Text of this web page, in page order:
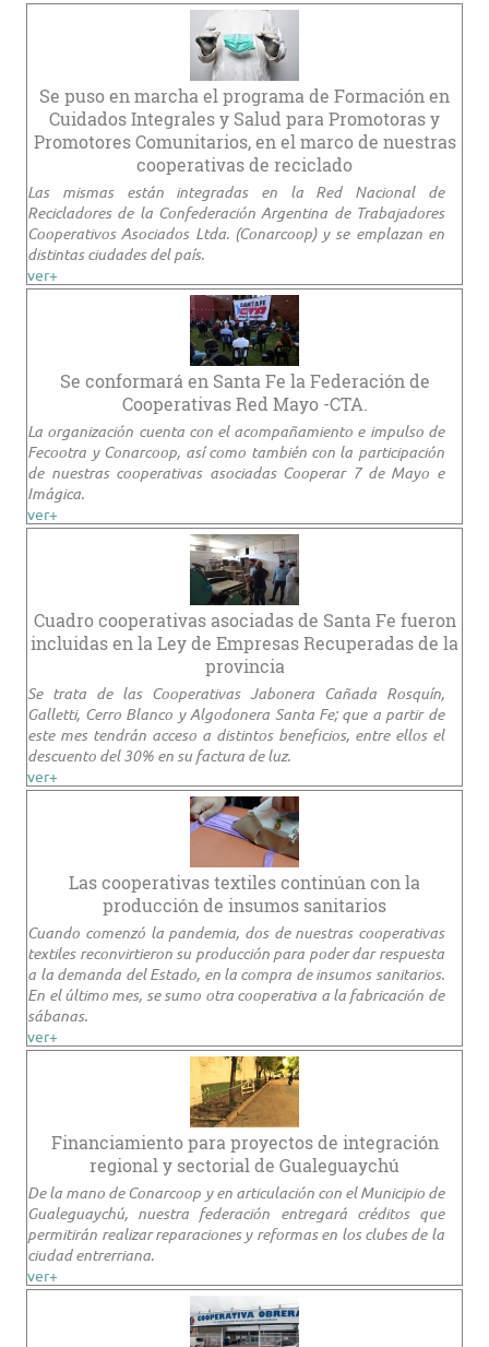
Se puso en marcha el programa de Formación en
Cuidados Integrales y Salud para Promotoras y
Promotores Comunitarios, en el marco de nuestras
cooperativas de reciclado
Las mismas están integradas en la Red Nacional de
Recicladores de la Confederación Argentina de Trabajadores
Cooperativos Asociados Ltda. (Conarcoop) y se emplazan en
distintas ciudades del país.
ver+
Se conformará en Santa Fe la Federación de
Cooperativas Red Mayo -CTA.
La organización cuenta con el acompañamiento e impulso de
Fecootra y Conarcoop, así como también con la participación
de nuestras cooperativas asociadas Cooperar 7 de Mayo e
Imágica.
ver+
Cuadro cooperativas asociadas de Santa Fe fueron
incluidas en la Ley de Empresas Recuperadas de la
provincia
Se trata de las Cooperativas Jabonera Cañada Rosquín,
Galletti, Cerro Blanco y Algodonera Santa Fe; que a partir de
este mes tendrán acceso a distintos beneficios, entre ellos el
descuento del 30% en su factura de luz.
ver+
Las cooperativas textiles continúan con la
producción de insumos sanitarios
Cuando comenzó la pandemia, dos de nuestras cooperativas
textiles reconvirtieron su producción para poder dar respuesta
a la demanda del Estado, en la compra de insumos sanitarios.
En el último mes, se sumo otra cooperativa a la fabricación de
sábanas.
ver+
Financiamiento para proyectos de integración
regional y sectorial de Gualeguaychú
De la mano de Conarcoop y en articulación con el Municipio de
Gualeguaychú, nuestra federación entregará créditos que
permitirán realizar reparaciones y reformas en los clubes de la
ciudad entrerriana.
ver+